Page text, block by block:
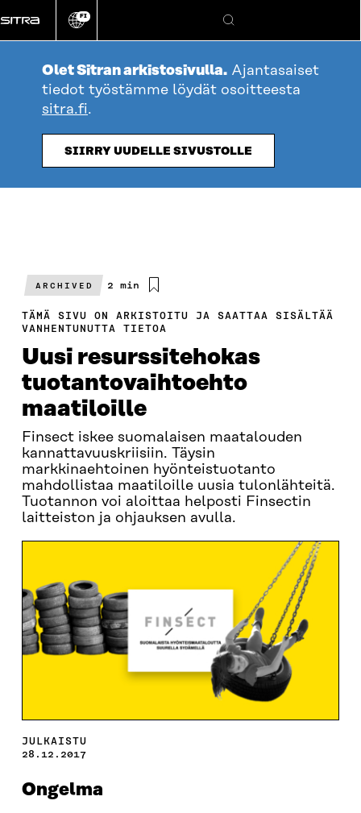
suoraan
sisältöön
Vaihda
kieli
FI
Hae
Olet Sitran arkistosivulla. Ajantasaiset
tiedot työstämme löydät osoitteesta
sitra.fi.
SIIRRY UUDELLE SIVUSTOLLE
ARCHIVED
Arvioitu
2 min
TÄMÄ SIVU ON ARKISTOITU JA SAATTAA SISÄLTÄÄ
VANHENTUNUTTA TIETOA
Uusi resurssi­tehokas
tuotantovaihtoehto
maatiloille
Finsect iskee suomalaisen maatalouden
kannattavuuskriisiin. Täysin
markkinaehtoinen hyönteistuotanto
mahdollistaa maatiloille uusia tulonlähteitä.
Tuotannon voi aloittaa helposti Finsectin
laitteiston ja ohjauksen avulla.
JULKAISTU
28.12.2017
Ongelma